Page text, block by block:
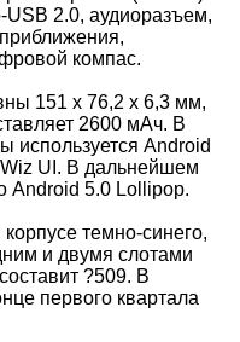
2.0, аудиоразъем,
компас.
151 х 76,2 х 6,3 мм,
2600 мАч. В
используется Android
UI. В дальнейшем
Android 5.0 Lollipop.
темно-синего,
и двумя слотами
?509. В
первого квартала